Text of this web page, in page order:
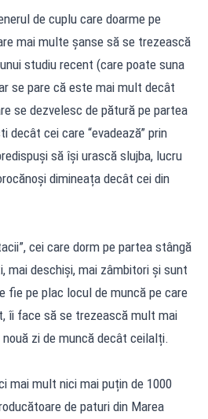
de cuplu care doarme pe
mai multe șanse să se trezească
studiu recent (care poate suna
se pare că este mai mult decât
se dezvelesc de pătură pe partea
decât cei care “evadează” prin
să își urască slujba, lucru
dimineața decât cei din
cei care dorm pe partea stângă
mai deschiși, mai zâmbitori și sunt
fie pe plac locul de muncă pe care
îi face să se trezească mult mai
zi de muncă decât ceilalți.
mai mult nici mai puțin de 1000
de paturi din Marea